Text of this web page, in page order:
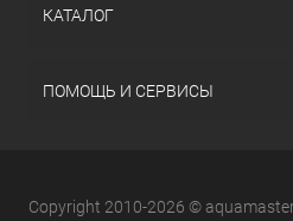
КАТАЛОГ
ПОМОЩЬ И СЕРВИСЫ
Copyright 2010-2026 ©